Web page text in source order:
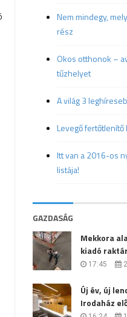
Nem mindegy,
rész
Okos otthonok –
tűzhelyet
A világ 3
Levegő
Itt van a 2016-os
listája!
GAZDASÁG
Mekkora
kiadó
17:45
Új év, új
Irodaház